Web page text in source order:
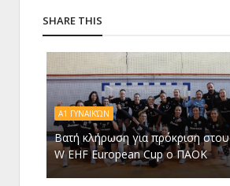
SHARE THIS
Α1 ΓΥΝΑΙΚΏΝ
Βατή κλήρωση για πρόκριση
W EHF European Cup ο ΠΑΟΚ